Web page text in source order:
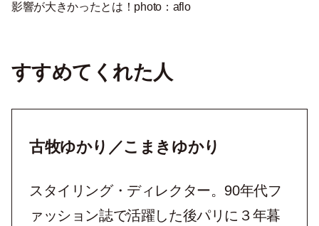
影響が大きかったとは！photo：aflo
すすめてくれた人
古牧ゆかり／こまきゆかり
スタイリング・ディレクター。90年代フ
ァッション誌で活躍した後パリに３年暮